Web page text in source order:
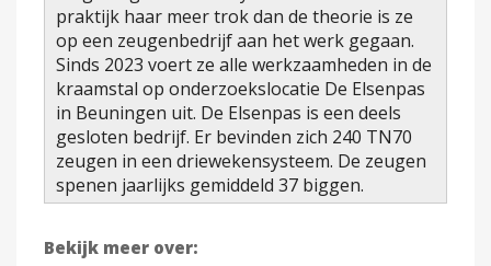
praktijk haar meer trok dan de theorie is ze
op een zeugenbedrijf aan het werk gegaan.
Sinds 2023 voert ze alle werkzaamheden in de
kraamstal op onderzoekslocatie De Elsenpas
in Beuningen uit. De Elsenpas is een deels
gesloten bedrijf. Er bevinden zich 240 TN70
zeugen in een driewekensysteem. De zeugen
spenen jaarlijks gemiddeld 37 biggen.
Bekijk meer over: